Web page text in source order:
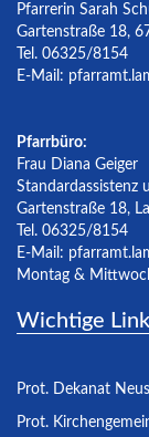
Pfarrerin Sarah
Gartenstraße 18,
Tel. 06325/8154
E-Mail:
Pfarrbüro:
Frau Diana Geiger
Standardassistenz
Gartenstraße 18,
Tel. 06325/8154
E-Mail:
Montag &
Wichtige
Prot. Dekanat
Prot.